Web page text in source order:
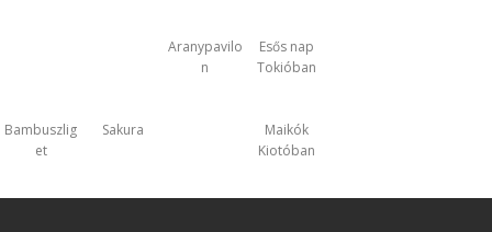
Aranypavilo
n
Esős nap
Tokióban
Bambuszlig
et
Sakura
Maikók
Kiotóban